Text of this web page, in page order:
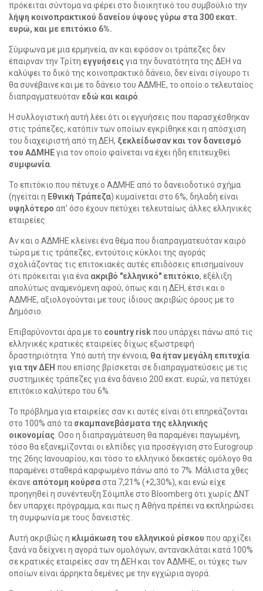
πρόκειται σύντομα να φέρει στο διοικητικό του συμβούλιο την
λήψη κοινοπρακτικού δανείου ύψους γύρω στα 300 εκατ.
ευρώ, και με επιτόκιο 6%.
Σύμφωνα με μια ερμηνεία, αν και εφόσον οι τράπεζες δεν
έπαιρναν την Τρίτη εγγυήσειςγια την δυνατότητα της ΔΕΗ να
καλύψει το δικό της κοινοπρακτικό δάνειο, δεν είναι σίγουρο τι
θα συνέβαινε και με το δάνειο του ΑΔΜΗΕ, το οποίο ο τελευταίος
διαπραγματευόταν εδώ και καιρό
Η συλλογιστική αυτή λέει ότι οι εγγυήσεις που παρασχέσθηκαν
στις τράπεζες, κατόπιν των οποίων εγκρίθηκε και η απόσχιση
του διαχειριστή από τη ΔΕΗ, ξεκλείδωσαν και τον δανεισμό
του ΑΔΜΗΕγια τον οποίο φαίνεται να έχει ήδη επιτευχθεί
συμφωνία
Το επιτόκιο που πέτυχε ο ΑΔΜΗΕ από το δανειοδοτικό σχήμα
(ηγείται η Εθνική Τράπεζα) κυμαίνεται στο 6%, δηλαδή είναι
υψηλότερο απ’ όσο έχουν πετύχει τελευταίως άλλες ελληνικές
εταιρείες.
Αν και ο ΑΔΜΗΕ κλείνει ένα θέμα που διαπραγματευόταν καιρό
τώρα με τις τράπεζες, εντούτοις κύκλοι της αγοράς
σχολιάζοντας τις επιτοκιακές αυτές επιδόσεις επισημαίνουν
ότι πρόκειται για ένα ακριβό "ελληνικό" επιτόκιο, εξέλιξη
απολύτως αναμενόμενη αφού, όπως και η ΔΕΗ, έτσι και ο
ΑΔΜΗΕ, αξιολογούνται με τους ίδιους ακριβώς όρους με το
Δημόσιο.
Επιβαρύνονται άρα με το country riskπου υπάρχει πάνω από τις
ελληνικές κρατικές εταιρείες δίχως εξωστρεφή
δραστηριότητα. Υπό αυτή την έννοια, θα ήταν μεγάλη επιτυχία
για την ΔΕΗ που επίσης βρίσκεται σε διαπραγματεύσεις με τις
συστημικές τράπεζες για ένα δάνειο 200 εκατ. ευρώ, να πετύχει
επιτόκιο καλύτερο του 6%.
Το πρόβλημα για εταιρείες σαν κι αυτές είναι ότι επηρεάζονται
στο 100% από τα σκαμπανεβάσματα της ελληνικής
οικονομίας . Οσο η διαπραγμάτευση θα παραμένει παγωμένη,
τόσο θα εξανεμίζονται οι ελπίδες για προσέγγιση στο Eurogroup
της 26ης Ιανουαρίου, και τόσο το ελληνικό δεκαετές ομόλογο θα
παραμένει σταθερά καρφωμένο πάνω από το 7%. Μάλιστα χθες
έκανε απότομη κούρσαστα 7,21% (+2,30%), και ενώ είχε
προηγηθεί η συνέντευξη Σόιμπλε στο Bloomberg ότι χωρίς ΔΝΤ
δεν υπαρχει πρόγραμμα, και πως η Αθήνα πρέπει να εκπληρώσει
τη συμφωνία με τους δανειστές.
Αυτή ακριβώς η κλιμάκωση του ελληνικού ρίσκου που αρχίζει
ξανά να δείχνει η αγορά των ομολόγων, αντανακλάται κατά 100%
σε κρατικές εταιρείες σαν τη ΔΕΗ και τον ΑΔΜΗΕ, οι τύχες των
οποίων είναι άρρηκτα δεμένες με την εγχώρια αγορά.